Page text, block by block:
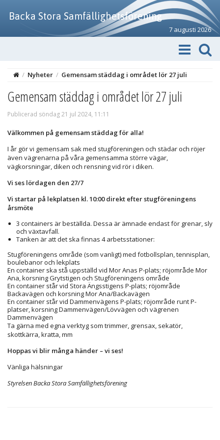
Backa Stora Samfällighetsförening
7 augusti 2026
/ Nyheter / Gemensam städdag i området lör 27 juli
Gemensam städdag i området lör 27 juli
Publicerad söndag 21 jul 2024, 11:11
Välkommen på gemensam städdag för alla!
I år gör vi gemensam sak med stugföreningen och städar och röjer
även vägrenarna på våra gemensamma större vägar,
vägkorsningar, diken och rensning vid rör i diken.
Vi ses lördagen den 27/7
Vi startar på lekplatsen kl. 10:00 direkt efter stugföreningens
årsmöte
3 containers är beställda. Dessa är ämnade endast för grenar, sly
och växtavfall.
Tanken är att det ska finnas 4 arbetsstationer:
Stugföreningens område (som vanligt) med fotbollsplan, tennisplan,
boulebanor och lekplats
En container ska stå uppställd vid Mor Anas P-plats; röjområde Mor
Ana, korsning Grytstigen och Stugföreningens område
En container står vid Stora Ängsstigens P-plats; röjområde
Backavägen och korsning Mor Ana/Backavägen
En container står vid Dammenvägens P-plats; röjområde runt P-
platser, korsning Dammenvägen/Lövvägen och vägrenen
Dammenvägen
Ta gärna med egna verktyg som trimmer, grensax, sekatör,
skottkärra, kratta, mm
Hoppas vi blir många händer – vi ses!
Vänliga hälsningar
Styrelsen Backa Stora Samfällighetsförening